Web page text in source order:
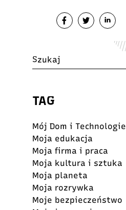
TAG
Mój Dom i Technologie
Moja edukacja
Moja firma i praca
Moja kultura i sztuka
Moja planeta
Moja rozrywka
Moje bezpieczeństwo